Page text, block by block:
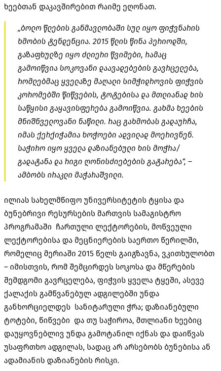
ხეებთან დაკავშირებით რაიმე ეღონათ.
„ბოლო წლების განმავლობაში სულ იყო ფიჭვნარის
ხმობის ტენდენცია. 2015 წლის წინა პერიოდში,
გაზაფხულზე იყო ძლიერი წვიმები, რამაც
გამოიწვია სოკოვანი დაავადებების გავრცელება,
რომლებმაც ყველაზე მაღალი სიმჭიდროვის ფიჭვის
კორომებში წიწვების, ტოტებისა და მთლიანად ხის
საწყისი გაყავისფერება გამოიწვია. გახმა ხეების
მნიშნველოვანი ნაწილი. რაც გახმობას გადაურჩა,
იმას ქერქიჭამია ხოჭოები ადვილად მოერივნენ.
საჭირო იყო ყველა დაზიანებული ხის მოჭრა/
გადატანა და რიგი ღონისძიებების გატარება“, –
ამბობს ირაკლი მაჭარაშვილი.
ილიას სახელმწიფო უნივერსიტეტის ტყისა და
ბუნებრივი რესურსების მართვის სამაგისტრო
პროგრამაში ჩართული ლექტორების, მოწვეული
ლექტორებისა და მეცნიერების საერთო წერილში,
რომელიც მერიაში 2015 წელს გაიგზავნა, ვკითხულობთ
– იმისთვის, რომ შემცირდეს სოკოსა და მწერების
შემდგომი გავრცელება, ფიჭვის ყველა ტყეში, ასევე
ქალაქის გამწვანებულ ადგილებში უნდა
განხორციელდეს სანიტარული ჭრა; დაზიანებული
ტოტები, წიწვები და თუ საჭიროა, მთლიანი ხეებიც
დაუყოვნებლივ უნდა გამოტანილ იქნას და დაიწვას
უსაფრთხო ადგილას, სადაც არ არსებობს ბუნებისა ან
ადამიანის დაზიანების რისკი.